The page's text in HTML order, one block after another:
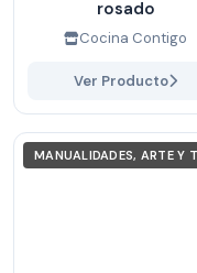
rosado
Cocina Contigo
Ver Producto